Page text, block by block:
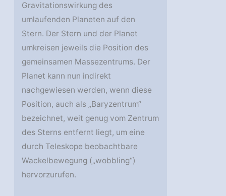
Gravitationswirkung des
umlaufenden Planeten auf den
Stern. Der Stern und der Planet
umkreisen jeweils die Position des
gemeinsamen Massezentrums. Der
Planet kann nun indirekt
nachgewiesen werden, wenn diese
Position, auch als „Baryzentrum“
bezeichnet, weit genug vom Zentrum
des Sterns entfernt liegt, um eine
durch Teleskope beobachtbare
Wackelbewegung („wobbling“)
hervorzurufen.